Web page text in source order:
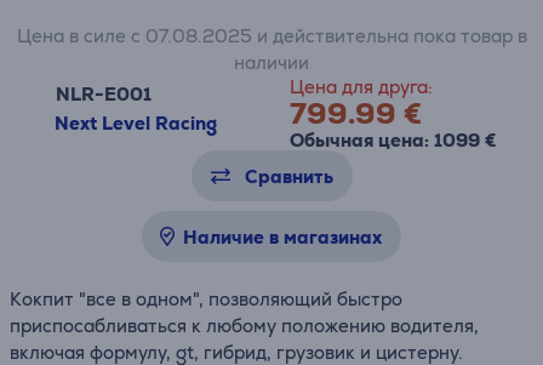
NLR-E001
Next Level Racing
Цена для друга:
799.99 €
Обычная цена: 1099 €
Цена в силе с 07.08.2025 и действительна пока товар в
наличии
Сравнить
Наличие в магазинах
Кокпит "все в одном", позволяющий быстро
приспосабливаться к любому положению водителя,
включая формулу, gt, гибрид, грузовик и цистерну.